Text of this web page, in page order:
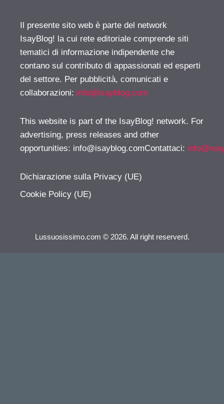
Il presente sito web è parte del network
IsayBlog! la cui rete editoriale comprende siti
tematici di informazione indipendente che
contano sul contributo di appassionati ed esperti
del settore. Per pubblicità, comunicati e
collaborazioni: info@isayblog.com
This website is part of the IsayBlog! network. For
advertising, press releases and other
opportunities: info@isayblog.comContattaci:
Dichiarazione sulla Privacy (UE)
Cookie Policy (UE)
Lussuosissimo.com © 2026. All right reserverd.